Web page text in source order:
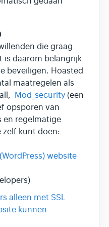
die graag
is daarom belangrijk
beveiligen. Hoasted
maatregelen als
Mod_security (een
opsporen van
en regelmatige
zelf kunt doen:
website
alleen met SSL
kunnen